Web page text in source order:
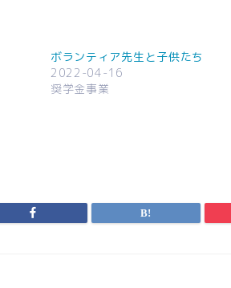
ボランティア先生と子供たち
2022-04-16
奨学金事業